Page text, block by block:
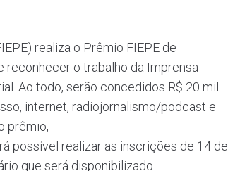
realiza o Prêmio FIEPE de
o trabalho da Imprensa
Ao todo, serão concedidos R$ 20 mil
internet, radiojornalismo/podcast e
prêmio,
possível realizar as inscrições de 14 de
que será disponibilizado.